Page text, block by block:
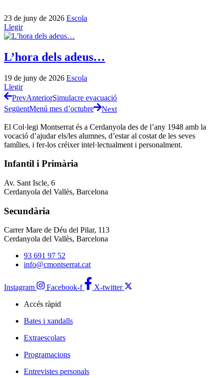
23 de juny de 2026 Escola
Llegir
L’hora dels adeus…
19 de juny de 2026 Escola
Llegir
PrevAnteriorSimulacre evacuació
SegüentMenú mes d’octubre Next
El Col·legi Montserrat és a Cerdanyola des de l’any 1948 amb la
vocació d’ajudar els/les alumnes, d’estar al costat de les seves
famílies, i fer-los créixer intel·lectualment i personalment.
Infantil i Primària
Av. Sant Iscle, 6
Cerdanyola del Vallès, Barcelona
Secundària
Carrer Mare de Déu del Pilar, 113
Cerdanyola del Vallès, Barcelona
93 691 97 52
info@cmontserrat.cat
Instagram Facebook-f
X-twitter
Accés ràpid
Bates i xandalls
Extraescolars
Programacions
Entrevistes personals